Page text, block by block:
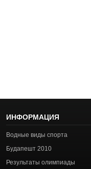
ИНФОРМАЦИЯ
Водные виды спорта
Будапешт 2010
Результаты олимпиады